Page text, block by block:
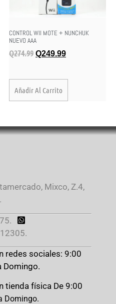
CONTROL WII MOTE + NUNCHUK
NUEVO AAA
Q274.99 Q249.99
Añadir Al Carrito
Mixco, Z.4,
redes sociales: 9:00
Domingo.
tienda física De 9:00
Domingo.